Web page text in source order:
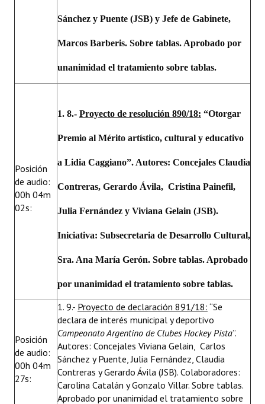
Sánchez y Puente (JSB) y Jefe de Gabinete,
Marcos Barberis. Sobre tablas. Aprobado por
unanimidad el tratamiento sobre tablas.
Posición
de audio:
00h 04m
02s:
1. 8.- Proyecto de resolución 890/18: “Otorgar
Premio al Mérito artístico, cultural y educativo
a Lidia Caggiano”. Autores: Concejales Claudia
Contreras, Gerardo Ávila, Cristina Painefil,
Julia Fernández y Viviana Gelain (JSB).
Iniciativa: Subsecretaria de Desarrollo Cultural,
Sra. Ana María Gerón. Sobre tablas. Aprobado
por unanimidad el tratamiento sobre tablas.
Posición
de audio:
00h 04m
27s:
1. 9.- Proyecto de declaración 891/18: “Se
declara de interés municipal y deportivo
Campeonato Argentino de Clubes Hockey Pista”.
Autores: Concejales Viviana Gelain, Carlos
Sánchez y Puente, Julia Fernández, Claudia
Contreras y Gerardo Ávila (JSB). Colaboradores:
Carolina Catalán y Gonzalo Villar. Sobre tablas.
Aprobado por unanimidad el tratamiento sobre